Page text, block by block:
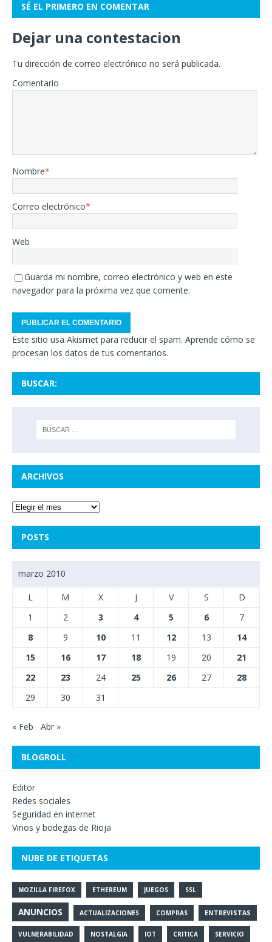
SÉ EL PRIMERO EN COMENTAR
Dejar una contestacion
Tu dirección de correo electrónico no será publicada.
Comentario
Nombre*
Correo electrónico*
Web
Guarda mi nombre, correo electrónico y web en este
navegador para la próxima vez que comente.
Este sitio usa Akismet para reducir el spam. Aprende cómo se
procesan los datos de tus comentarios.
BUSCAR:
ARCHIVOS
POSTS
marzo 2010
L M X J V S
D
1
2 3 4 5 6
7
8
9 10 11 12 13
14
15
16 17 18 19 20
21
22
23 24 25 26 27
28
29
30 31
« Feb Abr »
BLOGROLL
Editor
Redes sociales
Seguridad en internet
Vinos y bodegas de Rioja
NUBE DE ETIQUETAS
MOZILLA FIREFOX ETHEREUM JUEGOS SSL
ANUNCIOS ACTUALIZACIONES COMPRAS ENTREVISTAS
VULNERABILIDAD NOSTALGIA IOT CRITICA SERVICIO